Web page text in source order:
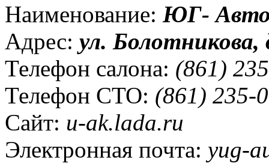
Наименование: ЮГ-
Адрес: ул. Болотникова,
Телефон салона: (861)
Телефон СТО: (861) 235-
Сайт: u-ak.lada.ru
Электронная почта: yug-